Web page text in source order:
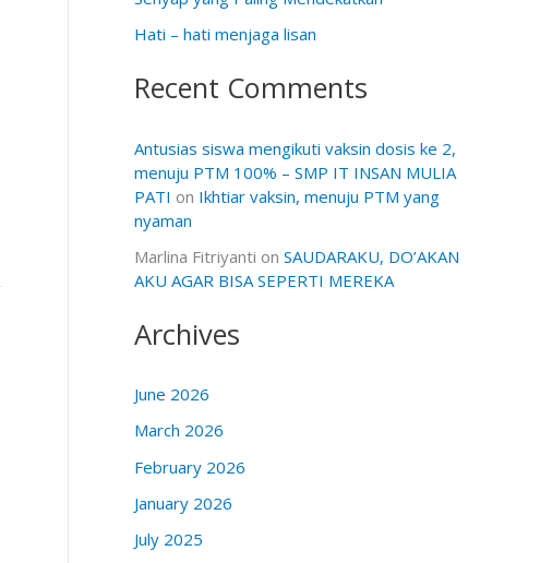
Hati – hati menjaga lisan
Recent Comments
Antusias siswa mengikuti vaksin dosis ke 2,
menuju PTM 100% – SMP IT INSAN MULIA
PATI on Ikhtiar vaksin, menuju PTM yang
nyaman
Marlina Fitriyanti on SAUDARAKU, DO’AKAN
AKU AGAR BISA SEPERTI MEREKA
Archives
June 2026
March 2026
February 2026
January 2026
July 2025